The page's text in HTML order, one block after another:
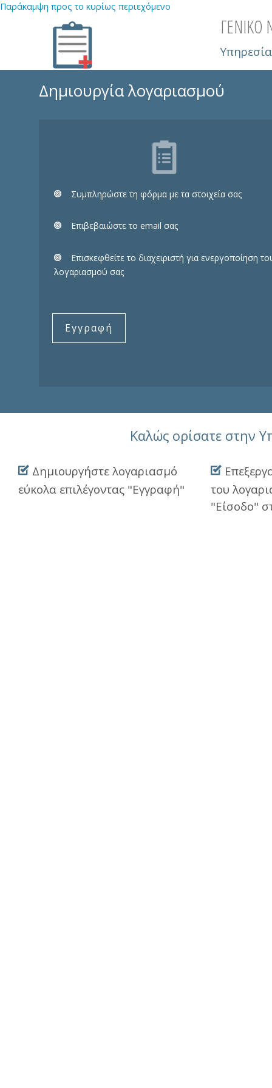
Παράκαμψη προς το κυρίως περιεχόμενο
ΓΕΝΙΚΟ
Δημιουργία λογαριασμού
Συμπληρώστε τη φόρμα με τα στοιχεία σας
Eπιβεβαιώστε το email σας
Επισκεφθείτε το διαχειριστή για ενεργοποίηση
λογαριασμού σας
Εγγραφή
Καλώς ορίσατε στην
Δημιουργήστε λογαριασμό
εύκολα επιλέγοντας "Εγγραφή"
του
"Είσοδο"